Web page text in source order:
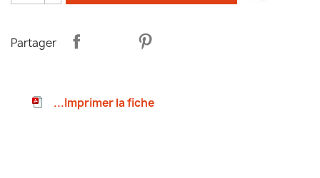
Partager
...Imprimer la fiche